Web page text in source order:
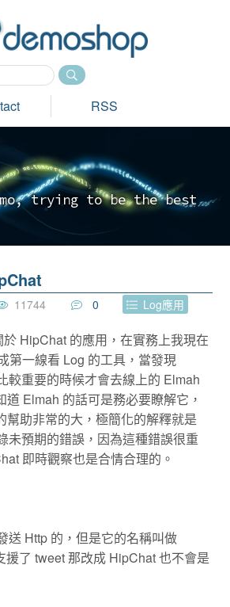
RSS
o, tryi ng to be the best_
11744 0 Log應用
HipChat 的應用，在實務上我現在
第一線看 Log 的工具，當發現
較重要的時候才會去線上的 Elmah
Elmah 的話可是務必要瞭解它，
幫助非常的大，極簡化的解釋就是
未預期的錯誤，因為這種錯誤很重
即時觀察也是合情合理的。
送 Http 的，但是它的名稱叫做
援了 tweet 那改成 HipChat 也不會是